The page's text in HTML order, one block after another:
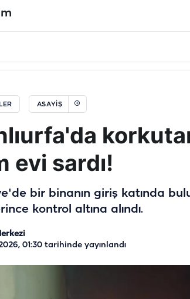
ASAYIŞ
evi sardı!
bir binanın giriş katında
kontrol altına alındı.
01:30 tarihinde yayınlandı